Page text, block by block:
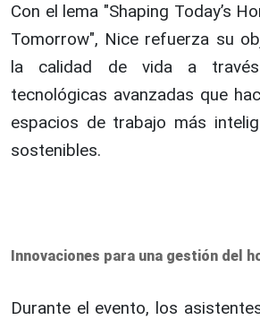
Con el lema "Shaping Today’s
Tomorrow", Nice refuerza su
la calidad de vida a
tecnológicas avanzadas que
espacios de trabajo más
sostenibles.
Innovaciones para una gestión del
Durante el evento, los